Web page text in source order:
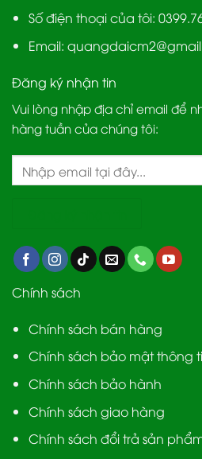
Số điện thoại của tôi:
Email:
Đăng ký nhận tin
Vui lòng nhập địa chỉ email để
hàng tuần của chúng tôi:
Chính sách
Chính sách bán hàng
Chính sách bảo mật thông
Chính sách bảo hành
Chính sách giao hàng
Chính sách đổi trả sản